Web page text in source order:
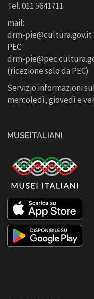
Tel. 011 5641711
mail:
drm-pie@cultura.gov.it
PEC:
drm-
(ricezione solo da PEC)
Servizio informazioni
mercoledì, giovedì e
MUSEITALIANI